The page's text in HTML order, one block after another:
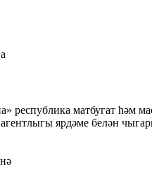
республика матбугат һәм
ярдәме белән